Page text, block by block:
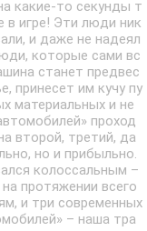
какие-то секунды т
в игре! Эти люди ник
и даже не надеял
которые сами вс
станет предвес
принесет им кучу пу
материальных и не
проход
второй, третий, да
но и прибыльно.
колоссальным –
протяжении всего
и три современных
– наша тра